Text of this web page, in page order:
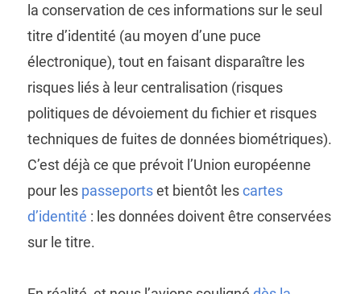
la conservation de ces informations sur le seul
titre d’identité (au moyen d’une puce
électronique), tout en faisant disparaître les
risques liés à leur centralisation (risques
politiques de dévoiement du fichier et risques
techniques de fuites de données biométriques).
C’est déjà ce que prévoit l’Union européenne
pour les passeportset bientôt lescartes
d’identité : les données doivent être conservées
sur le titre.